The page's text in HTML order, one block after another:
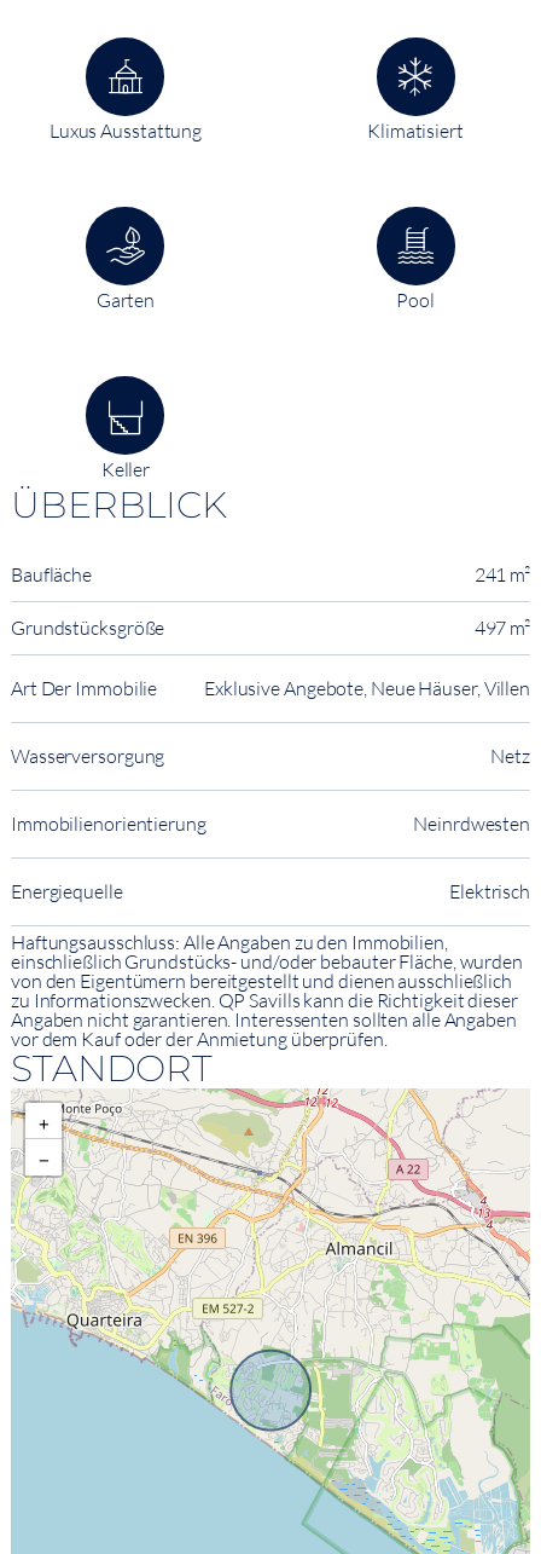
Luxus Ausstattung Klimatisiert
Garten Pool
Keller
ÜBERBLICK
Baufläche 241 m²
Grundstücksgröße 497 m²
Art Der Immobilie Exklusive Angebote, Neue Häuser, Villen
Wasserversorgung Netz
Immobilienorientierung Neinrdwesten
Energiequelle Elektrisch
Haftungsausschluss: Alle Angaben zu den Immobilien,
einschließlich Grundstücks- und/oder bebauter Fläche, wurden
von den Eigentümern bereitgestellt und dienen ausschließlich
zu Informationszwecken. QP Savills kann die Richtigkeit dieser
Angaben nicht garantieren. Interessenten sollten alle Angaben
vor dem Kauf oder der Anmietung überprüfen.
STANDORT
+
−